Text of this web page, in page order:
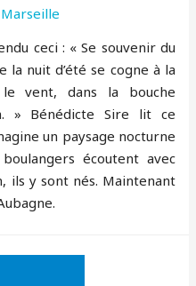
Marseille
ceci : « Se souvenir du
nuit d’été se cogne à la
vent, dans la bouche
» Bénédicte Sire lit ce
un paysage nocturne
écoutent avec
ils y sont nés. Maintenant